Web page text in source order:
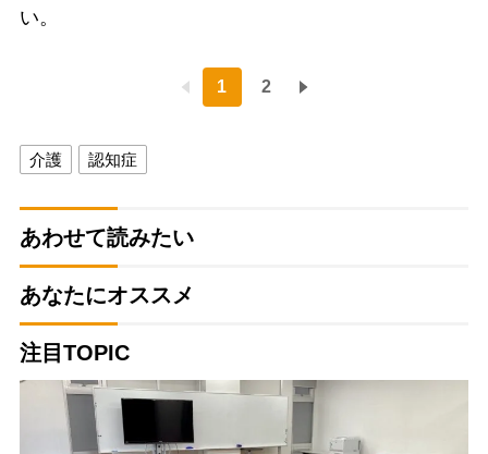
い。
1 2
介護 認知症
あわせて読みたい
あなたにオススメ
注目TOPIC